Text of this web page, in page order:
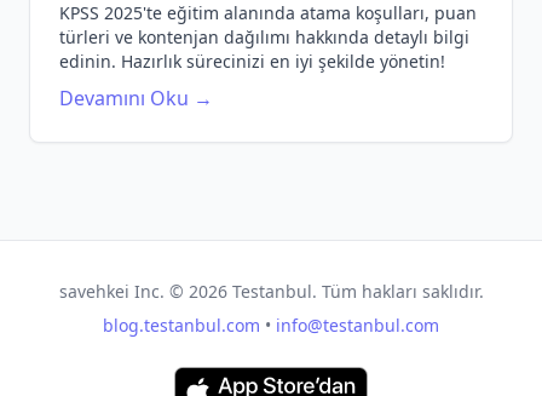
KPSS 2025'te eğitim alanında atama koşulları, puan
türleri ve kontenjan dağılımı hakkında detaylı bilgi
edinin. Hazırlık sürecinizi en iyi şekilde yönetin!
Devamını Oku →
savehkei Inc. © 2026Testanbul. Tüm hakları saklıdır.
blog.testanbul.com • info@testanbul.com